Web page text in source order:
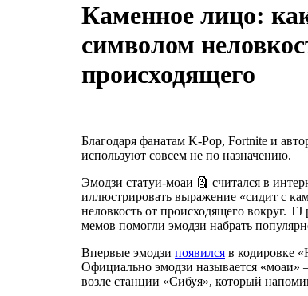
Каменное лицо:
символом
происходящего
Благодаря фанатам K-Pop, Fortnite и
используют совсем не по назначению.
Эмодзи статуи-моаи 🗿 считался в
иллюстрировать выражение «сидит с
неловкость от происходящего вокруг.
мемов помогли эмодзи набрать
Впервые эмодзи появился в кодировке
Официально эмодзи называется «моаи»
возле станции «Сибуя», который